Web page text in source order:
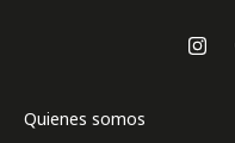
Quienes somos